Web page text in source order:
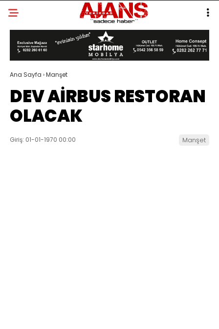
Ana Sayfa ›Manşet
DEV AİRBUS RESTORAN
OLACAK
Giriş: 01-01-1970 00:00 Manşet